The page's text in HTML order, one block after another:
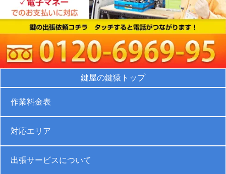
鍵屋の鍵猿トップ
作業料金表
対応エリア
出張サービスについて